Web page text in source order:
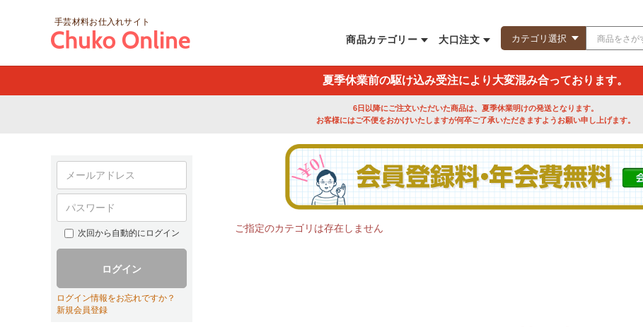
手芸材料お仕入れサイト
商品カテゴリー 大口注文
夏季休業前の駆け込み受注により大変混み合っております。
6日以降にご注文いただいた商品は、夏季休業明けの発送となります。
お客様にはご不便をおかけいたしますが何卒ご了承いただきますようお願い申し上げます。
次回から自動的にログイン
ログイン
ログイン情報をお忘れですか？
新規会員登録
ご指定のカテゴリは存在しません